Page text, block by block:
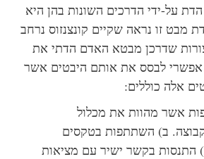
ידי הדרכים השונות בהן היא
זו נראה שקיים קונצנזוס נרחב
שדרכן מבטא האדם הדתי את
לבסס את אותם היבטים אשר
כוללים:
אשר מהוות את מכלול
ב) השתתפות בטקסים
בקשר ישיר עם מציאות